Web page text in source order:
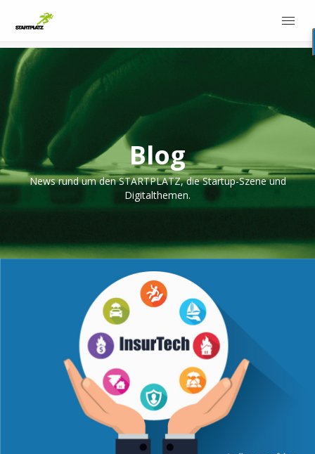
Blog
News rund um den STARTPLATZ, die Startup-Szene und
Digitalthemen.